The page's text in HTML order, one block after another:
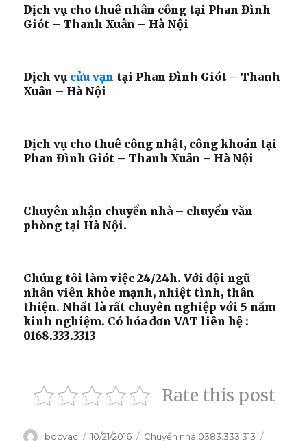
Dịch vụ cho thuê nhân công tại Phan Đình
Giót – Thanh Xuân – Hà Nội
Dịch vụ cửu vạn tại Phan Đình Giót – Thanh
Xuân – Hà Nội
Dịch vụ cho thuê công nhật, công khoán tại
Phan Đình Giót – Thanh Xuân – Hà Nội
Chuyên nhận chuyển nhà – chuyển văn
phòng tại Hà Nội.
Chúng tôi làm việc 24/24h. Với đội ngũ
nhân viên khỏe mạnh, nhiệt tình, thân
thiện. Nhất là rất chuyên nghiệp với 5 năm
kinh nghiệm. Có hóa đơn VAT liên hệ :
0168.333.3313
Rate this post
Tác
bocvac Đăng
10/21/2016 Danh
Chuyển nhà 0383.333.313